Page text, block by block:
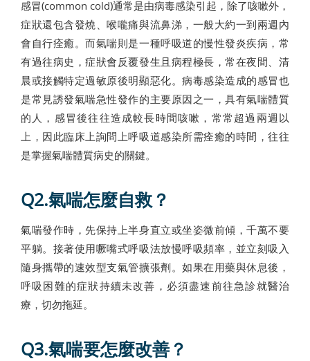
感冒(common cold)通常是由病毒感染引起，除了咳嗽外，
症狀還包含發燒、喉嚨痛與流鼻涕，一般大約一到兩週內
會自行痊癒。而氣喘則是一種呼吸道的慢性發炎疾病，常
有過往病史，症狀會反覆發生且病程極長，常在夜間、清
晨或接觸特定過敏原後明顯惡化。病毒感染造成的感冒也
是常見誘發氣喘急性發作的主要原因之一，具有氣喘體質
的人，感冒後往往造成較長時間咳嗽，常常超過兩週以
上，因此臨床上詢問上呼吸道感染所需痊癒的時間，往往
是掌握氣喘體質病史的關鍵。
Q2.氣喘怎麼自救？
氣喘發作時，先保持上半身直立或坐姿微前傾，千萬不要
平躺。接著使用噘嘴式呼吸法放慢呼吸頻率，並立刻吸入
隨身攜帶的速效型支氣管擴張劑。如果在用藥與休息後，
呼吸困難的症狀持續未改善，必須盡速前往急診就醫治
療，切勿拖延。
Q3.氣喘要怎麼改善？